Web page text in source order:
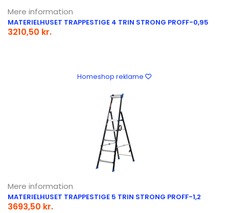
Mere information
MATERIELHUSET TRAPPESTIGE 4 TRIN STRONG PROFF-0,95
3210,50 kr.
Homeshop reklame
Mere information
MATERIELHUSET TRAPPESTIGE 5 TRIN STRONG PROFF-1,2
3693,50 kr.